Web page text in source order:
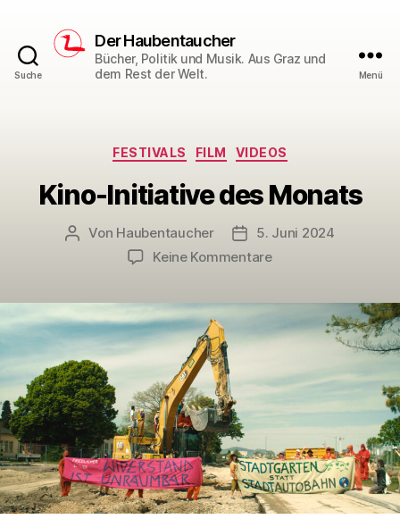
Suche
Der Haubentaucher
Bücher, Politik und Musik. Aus Graz und
dem Rest der Welt.
Menü
Kategorien
FESTIVALS FILM VIDEOS
Kino-Initiative des Monats
Beitragsautor
Von Haubentaucher Veröffentlichungsdatum
5. Juni 2024
Keine Kommentarezu
Monats